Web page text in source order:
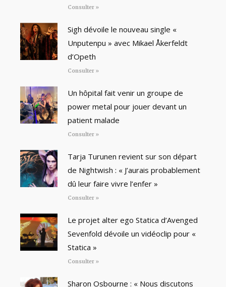
Consulter »
Sigh dévoile le nouveau single «
Unputenpu » avec Mikael Åkerfeldt
d’Opeth
Consulter »
Un hôpital fait venir un groupe de
power metal pour jouer devant un
patient malade
Consulter »
Tarja Turunen revient sur son départ
de Nightwish : « J’aurais probablement
dû leur faire vivre l’enfer »
Consulter »
Le projet alter ego Statica d’Avenged
Sevenfold dévoile un vidéoclip pour «
Statica »
Consulter »
Sharon Osbourne : « Nous discutons